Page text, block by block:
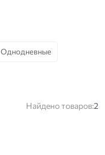
Однодневные
Найдено товаров:2